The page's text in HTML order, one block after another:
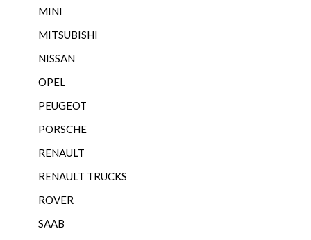
MINI
MITSUBISHI
NISSAN
OPEL
PEUGEOT
PORSCHE
RENAULT
RENAULT TRUCKS
ROVER
SAAB